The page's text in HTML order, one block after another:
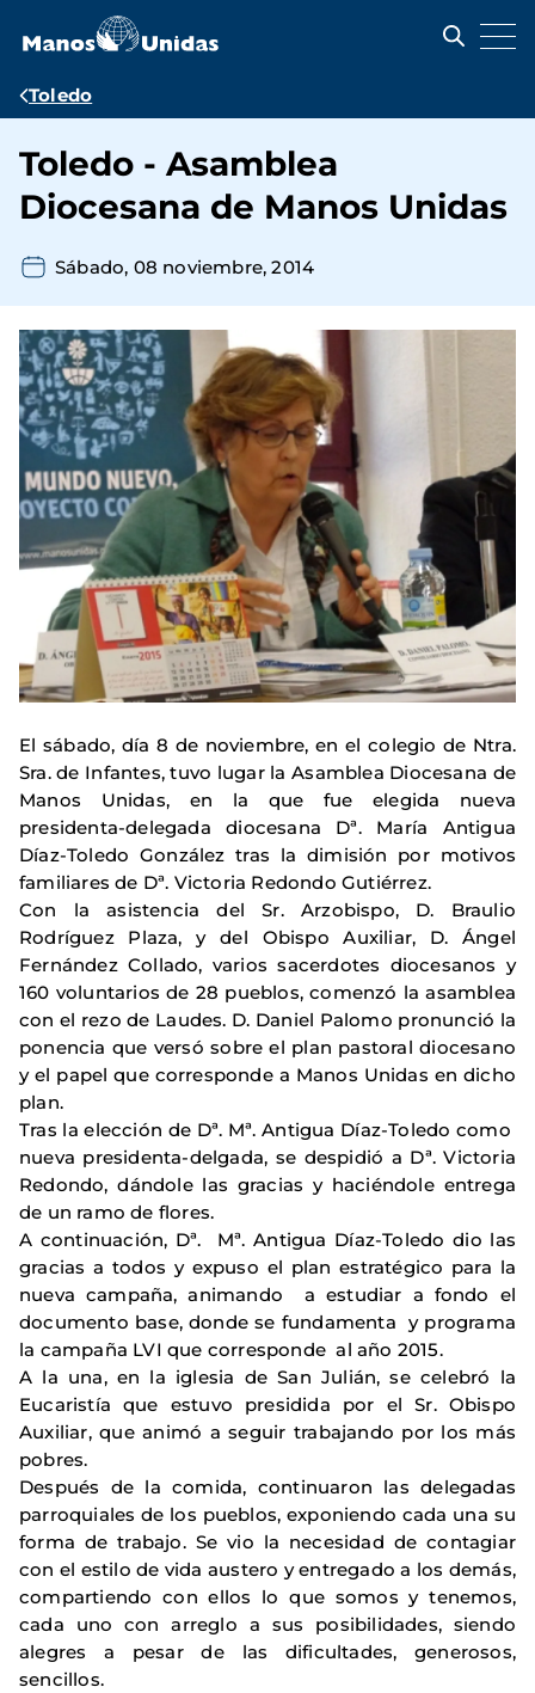
contenido
Ruta
navegación
Toledo
Toledo - Asamblea
Diocesana de Manos Unidas
Sábado, 08 noviembre, 2014
El sábado, día 8 de noviembre, en el colegio de Ntra.
Sra. de Infantes, tuvo lugar la Asamblea Diocesana de
Manos Unidas, en la que fue elegida nueva
presidenta-delegada diocesana Dª. María Antigua
Díaz-Toledo González tras la dimisión por motivos
familiares de Dª. Victoria Redondo Gutiérrez.
Con la asistencia del Sr. Arzobispo, D. Braulio
Rodríguez Plaza, y del Obispo Auxiliar, D. Ángel
Fernández Collado, varios sacerdotes diocesanos y
160 voluntarios de 28 pueblos, comenzó la asamblea
con el rezo de Laudes. D. Daniel Palomo pronunció la
ponencia que versó sobre el plan pastoral diocesano
y el papel que corresponde a Manos Unidas en dicho
plan.
Tras la elección de Dª. Mª. Antigua Díaz-Toledo como
nueva presidenta-delgada, se despidió a Dª. Victoria
Redondo, dándole las gracias y haciéndole entrega
de un ramo de flores.
A continuación, Dª. Mª. Antigua Díaz-Toledo dio las
gracias a todos y expuso el plan estratégico para la
nueva campaña, animando a estudiar a fondo el
documento base, donde se fundamenta y programa
la campaña LVI que corresponde al año 2015.
A la una, en la iglesia de San Julián, se celebró la
Eucaristía que estuvo presidida por el Sr. Obispo
Auxiliar, que animó a seguir trabajando por los más
pobres.
Después de la comida, continuaron las delegadas
parroquiales de los pueblos, exponiendo cada una su
forma de trabajo. Se vio la necesidad de contagiar
con el estilo de vida austero y entregado a los demás,
compartiendo con ellos lo que somos y tenemos,
cada uno con arreglo a sus posibilidades, siendo
alegres a pesar de las dificultades, generosos,
sencillos.